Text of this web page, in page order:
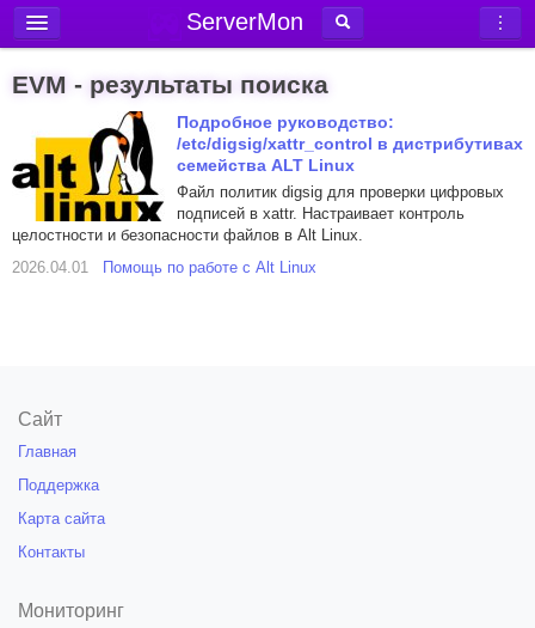
ServerMon
Новости
Блог
Статьи
Форум
EVM - результаты поиска
Подробное руководство:
/etc/digsig/xattr_control в дистрибутивах
семейства ALT Linux
Файл политик digsig для проверки цифровых
подписей в xattr. Настраивает контроль
целостности и безопасности файлов в Alt Linux.
2026.04.01
Помощь по работе с Alt Linux
Сайт
Главная
Поддержка
Карта сайта
Контакты
Мониторинг